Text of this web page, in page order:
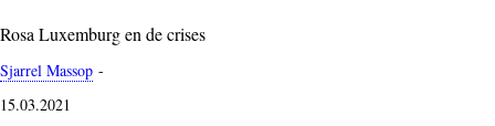
Rosa Luxemburg en de crises
Sjarrel Massop -
15.03.2021